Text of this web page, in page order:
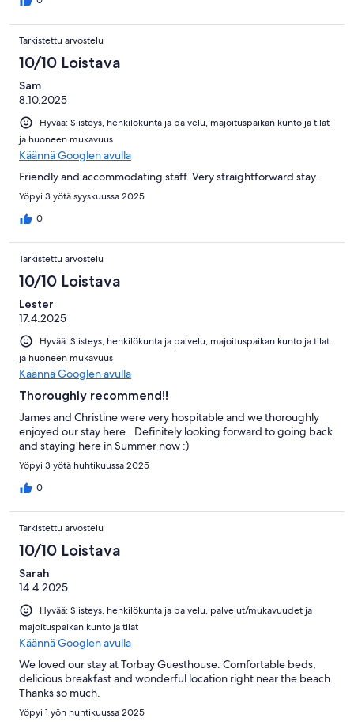
Tarkistettu arvostelu
10/10 Loistava
Sam
8.10.2025
Hyvää: Siisteys, henkilökunta ja palvelu, majoituspaikan kunto ja tilat
ja huoneen mukavuus
Käännä Googlen avulla
Friendly and accommodating staff. Very straightforward stay.
Yöpyi 3 yötä syyskuussa 2025
0
Tarkistettu arvostelu
10/10 Loistava
Lester
17.4.2025
Hyvää: Siisteys, henkilökunta ja palvelu, majoituspaikan kunto ja tilat
ja huoneen mukavuus
Käännä Googlen avulla
Thoroughly recommend!!
James and Christine were very hospitable and we thoroughly
enjoyed our stay here.. Definitely looking forward to going back
and staying here in Summer now :)
Yöpyi 3 yötä huhtikuussa 2025
0
Tarkistettu arvostelu
10/10 Loistava
Sarah
14.4.2025
Hyvää: Siisteys, henkilökunta ja palvelu, palvelut/mukavuudet ja
majoituspaikan kunto ja tilat
Käännä Googlen avulla
We loved our stay at Torbay Guesthouse. Comfortable beds,
delicious breakfast and wonderful location right near the beach.
Thanks so much.
Yöpyi 1 yön huhtikuussa 2025